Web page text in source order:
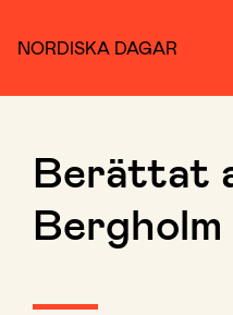
NORDISKA DAGAR
Berättat
Bergholm